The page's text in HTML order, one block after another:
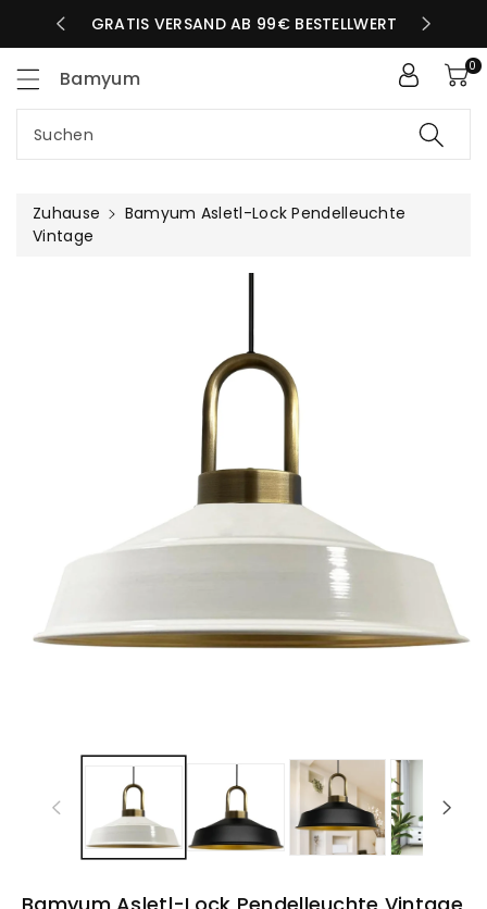
TAG GRATIS VERSAND AB 99€ BESTELLWERT
Bamyum
Suchen
0
Zuhause
Bamyum Asletl-Lock Pendelleuchte
Vintage